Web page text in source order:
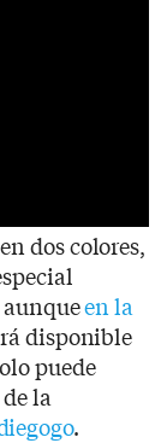
dos colores,
aunqueen la
disponible
puede
la
.